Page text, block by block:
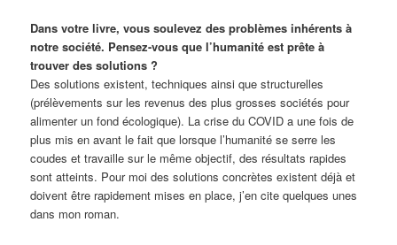
Dans votre livre, vous soulevez des problèmes inhérents à
notre société. Pensez-vous que l’humanité est prête à
trouver des solutions ?
Des solutions existent, techniques ainsi que structurelles
(prélèvements sur les revenus des plus grosses sociétés pour
alimenter un fond écologique). La crise du COVID a une fois de
plus mis en avant le fait que lorsque l’humanité se serre les
coudes et travaille sur le même objectif, des résultats rapides
sont atteints. Pour moi des solutions concrètes existent déjà et
doivent être rapidement mises en place, j’en cite quelques unes
dans mon roman.